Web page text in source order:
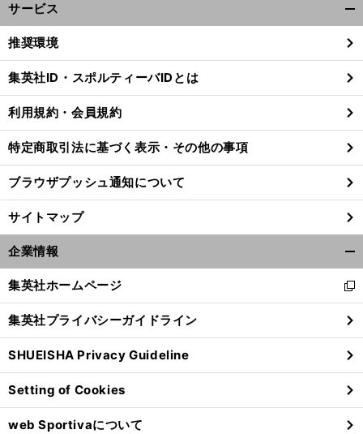
】
？
サービス
閉
る
推奨環境
集英社ID・スポルティーバIDとは
利用規約・会員規約
特定商取引法に基づく表示・その他の事項
ブラウザプッシュ通知について
サイトマップ
企業情報
閉
る
集英社ホームページ
新
し
い
ウ
ィ
ン
ド
ウ
で
集英社プライバシーガイドライン
SHUEISHA Privacy Guideline
Setting of Cookies
web Sportivaについて